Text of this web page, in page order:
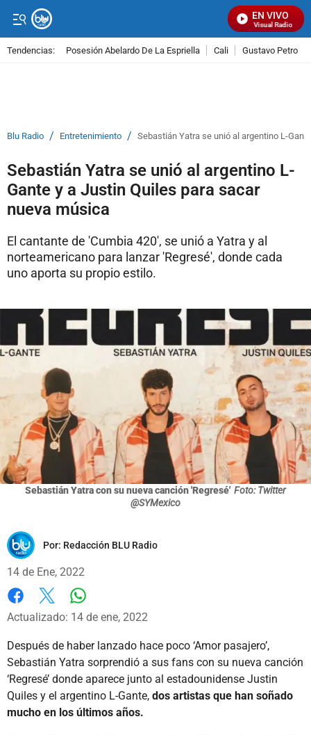
EN VIVO
Señal Visual Radio
Tendencias: Posesión Abelardo De La Espriella Cali Gustavo Petro
Blu Radio / Entretenimiento / Sebastián Yatra se unió al argentino L-
Sebastián Yatra se unió al argentino L-
Gante y a Justin Quiles para sacar
nueva música
El cantante de 'Cumbia 420', se unió a Yatra y al
norteamericano para lanzar 'Regresé', donde cada
uno aporta su propio estilo.
Sebastián Yatra con su nueva canción 'Regresé' Foto: Twitter
@SYMexico
Por: Redacción BLU Radio
14 de Ene, 2022
Facebook
X
Actualizado: 14 de ene, 2022
Después de haber lanzado hace poco ‘Amor pasajero’,
Sebastián Yatra sorprendió a sus fans con su nueva canción
‘Regresé’ donde aparece junto al estadounidense Justin
Quiles y el argentino L-Gante, dos artistas que han soñado
mucho en los últimos años.